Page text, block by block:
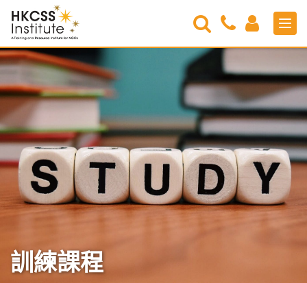
HKCSS
Institute
Search
Contact
Us
Login
訓練課程